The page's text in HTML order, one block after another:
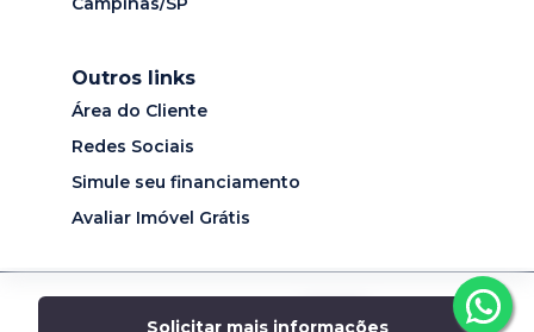
Solicitar mais informações
Outros links
Área do Cliente
Redes Sociais
Simule seu financiamento
Avaliar Imóvel Grátis
Desenvolvido por